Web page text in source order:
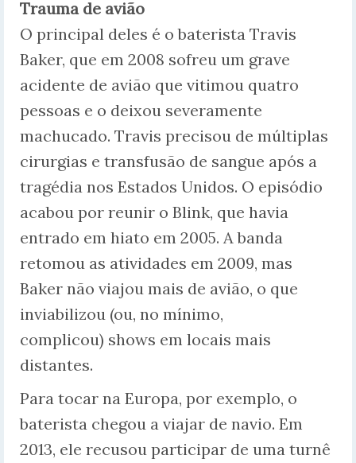
Trauma de avião
O principal deles é o baterista Travis
Baker, que em 2008 sofreu um grave
acidente de avião que vitimou quatro
pessoas e o deixou severamente
machucado. Travis precisou de múltiplas
cirurgias e transfusão de sangue após a
tragédia nos Estados Unidos. O episódio
acabou por reunir o Blink, que havia
entrado em hiato em 2005. A banda
retomou as atividades em 2009, mas
Baker não viajou mais de avião, o que
inviabilizou (ou, no mínimo,
complicou) shows em locais mais
distantes.
Para tocar na Europa, por exemplo, o
baterista chegou a viajar de navio. Em
2013, ele recusou participar de uma turnê